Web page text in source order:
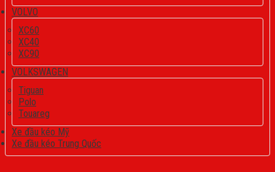
VOLVO
XC60
XC40
XC90
VOLKSWAGEN
Tiguan
Polo
Touareg
Xe đầu kéo Mỹ
Xe đầu kéo Trung Quốc